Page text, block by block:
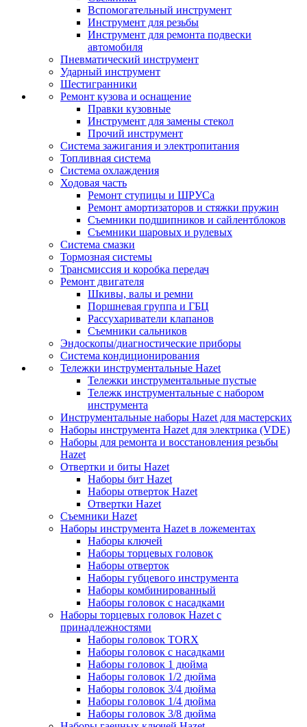
Вспомогательный инструмент
Инструмент для резьбы
Инструмент для ремонта подвески
автомобиля
Пневматический инструмент
Ударный инструмент
Шестигранники
Ремонт кузова и оснащение
Правки кузовные
Инструмент для замены стекол
Прочий инструмент
Система зажигания и электропитания
Топливная система
Система охлаждения
Ходовая часть
Ремонт ступицы и ШРУСа
Ремонт амортизаторов и стяжки пружин
Съемники подшипников и сайлентблоков
Съемники шаровых и рулевых
Система смазки
Тормозная системы
Трансмиссия и коробка передач
Ремонт двигателя
Шкивы, валы и ремни
Поршневая группа и ГБЦ
Рассухариватели клапанов
Съемники сальников
Эндоскопы/диагностические приборы
Система кондиционирования
Тележки инструментальные Hazet
Тележки инструментальные пустые
Тележк инструментальные с набором
инструмента
Инструментальные наборы Hazet для мастерских
Наборы инструмента Hazet для электрика (VDE)
Наборы для ремонта и восстановления резьбы
Hazet
Отвертки и биты Hazet
Наборы бит Hazet
Наборы отверток Hazet
Отвертки Hazet
Съемники Hazet
Наборы инструмента Hazet в ложементах
Наборы ключей
Наборы торцевых головок
Наборы отверток
Наборы губцевого инструмента
Наборы комбинированный
Наборы головок с насадками
Наборы торцевых головок Hazet с
принадлежностями
Наборы головок TORX
Наборы головок с насадками
Наборы головок 1 дюйма
Наборы головок 1/2 дюйма
Наборы головок 3/4 дюйма
Наборы головок 1/4 дюйма
Наборы головок 3/8 дюйма